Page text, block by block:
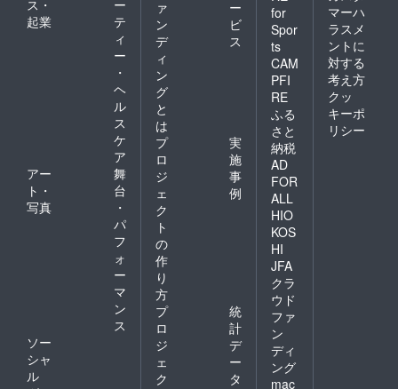
ス・
起業
ー
テ
ィ
ー
・
ヘ
ル
ス
ケ
ア
アー
ト・
写真
舞
台
・
パ
フ
ォ
ー
マ
ン
ス
ソー
シャ
ル
ァ
ン
デ
ィ
ン
グ
と
は
ー
ビ
ス
プ
ロ
ジ
ェ
ク
ト
の
作
り
方
実
施
事
例
プ
ロ
ジ
ェ
ク
統
計
デ
ー
タ
for
Spor
ts
CAM
PFI
RE
ふる
さと
納税
AD
FOR
ALL
HIO
KOS
HI
JFA
クラ
ウド
ファ
ン
ディ
ング
mac
マーハ
ラスメ
ントに
対する
考え方
クッ
キーポ
リシー